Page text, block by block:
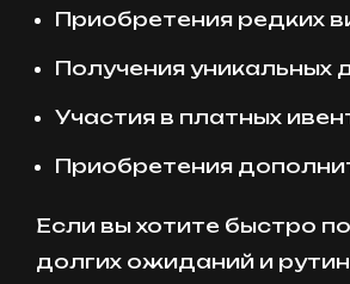
Приобретения редких
Получения
Участия в платных
Приобретения
Если вы хотите быстро
долгих ожиданий и